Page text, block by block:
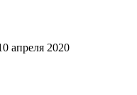
апреля 2020